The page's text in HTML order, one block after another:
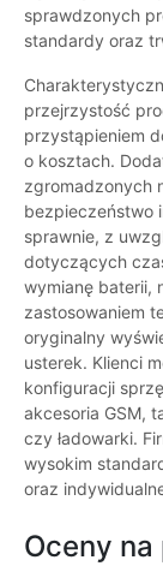
sprawdzonych
standardy oraz
przejrzystość
przystąpieniem
o kosztach.
zgromadzonych
bezpieczeństwo
sprawnie, z
dotyczących
wymianę baterii,
zastosowaniem
oryginalny
usterek. Klienci
konfiguracji
akcesoria GSM,
czy ładowarki.
wysokim
oraz
Oceny